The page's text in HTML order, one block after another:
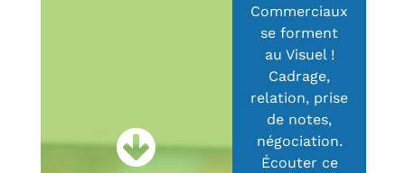
Commerciaux
se forment
au Visuel !
Cadrage,
relation, prise
de notes,
négociation.
Écouter ce